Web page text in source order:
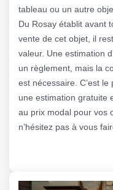
tableau ou un autre
Du Rosay établit avant
vente de cet objet, il
valeur. Une estimation
un règlement, mais la
est nécessaire. C’est le
une estimation gratuite
au prix modal pour vos
n’hésitez pas à vous